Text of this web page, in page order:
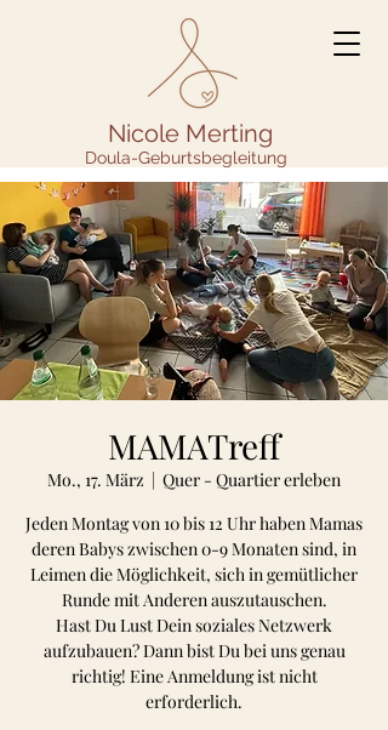
Nicole Merting
Doula-Geburtsbegleitung
MAMATreff
Mo., 17. März
  |
Quer - Quartier erleben
Jeden Montag von 10 bis 12 Uhr haben Mamas
deren Babys zwischen 0-9 Monaten sind, in
Leimen die Möglichkeit, sich in gemütlicher
Runde mit Anderen auszutauschen.
Hast Du Lust Dein soziales Netzwerk
aufzubauen? Dann bist Du bei uns genau
richtig! Eine Anmeldung ist nicht